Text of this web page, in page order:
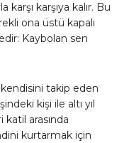
karşıya kalır. Bu
ona üstü kapalı
Kaybolan sen
takip eden
kişi ile altı yıl
arasında
kurtarmak için